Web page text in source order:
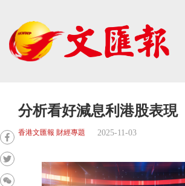
分析看好減息利港股表現
香港文匯報 財經專題 2025-11-03